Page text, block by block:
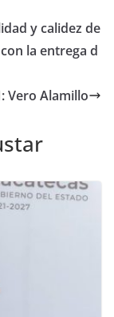
y calidez de
la entrega d
Vero Alamillo